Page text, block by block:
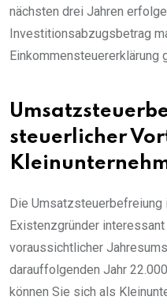
nächsten drei Jahren
Investitionsabzugsbetrag
Einkommensteuererklärung
steuerlicher
Die
Existenzgründer
voraussichtlicher
darauffolgenden Jahr
können Sie sich als